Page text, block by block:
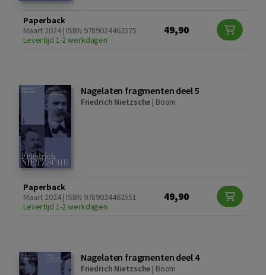
Paperback
Maart 2024 | ISBN 9789024462575
Levertijd 1-2 werkdagen
49,90
Nagelaten fragmenten deel 5
Friedrich Nietzsche | Boom
Paperback
Maart 2024 | ISBN 9789024462551
Levertijd 1-2 werkdagen
49,90
Nagelaten fragmenten deel 4
Friedrich Nietzsche | Boom